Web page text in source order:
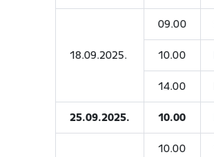
18.09.2025.
09.00
10.00
14.00
25.09.2025. 10.00
10.00